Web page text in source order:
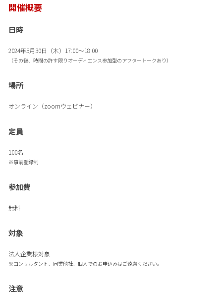
開催概要
日時
2024年5月30日（木）17:00～18:00
（その後、時間の許す限りオーディエンス参加型のアフタートークあり）
場所
オンライン（zoomウェビナー）
定員
100名
※事前登録制
参加費
無料
対象
法人企業様対象
※コンサルタント、同業他社、個人でのお申込みはご遠慮ください。
注意